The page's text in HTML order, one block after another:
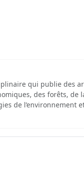
qui publie des
des forêts, de
de l’environnement